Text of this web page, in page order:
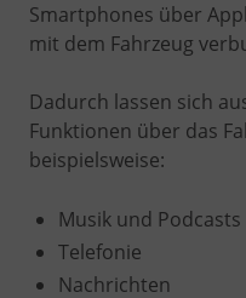
Smartphones über
mit dem Fahrzeug
Dadurch lassen sich
Funktionen über das
beispielsweise:
Musik und Podcasts
Telefonie
Nachrichten